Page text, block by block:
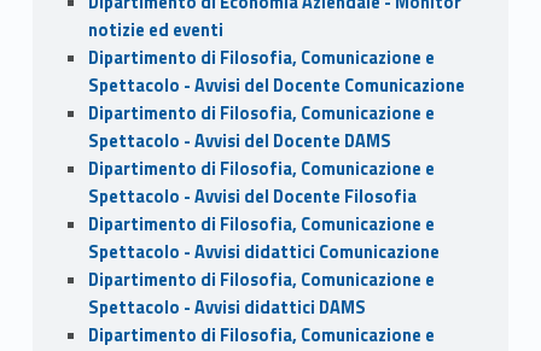
notizie ed eventi
Dipartimento di Filosofia, Comunicazione e
Spettacolo - Avvisi del Docente Comunicazione
Dipartimento di Filosofia, Comunicazione e
Spettacolo - Avvisi del Docente DAMS
Dipartimento di Filosofia, Comunicazione e
Spettacolo - Avvisi del Docente Filosofia
Dipartimento di Filosofia, Comunicazione e
Spettacolo - Avvisi didattici Comunicazione
Dipartimento di Filosofia, Comunicazione e
Spettacolo - Avvisi didattici DAMS
Dipartimento di Filosofia, Comunicazione e